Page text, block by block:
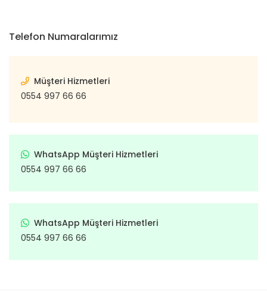
Telefon Numaralarımız
Müşteri Hizmetleri
0554 997 66 66
WhatsApp Müşteri Hizmetleri
0554 997 66 66
WhatsApp Müşteri Hizmetleri
0554 997 66 66